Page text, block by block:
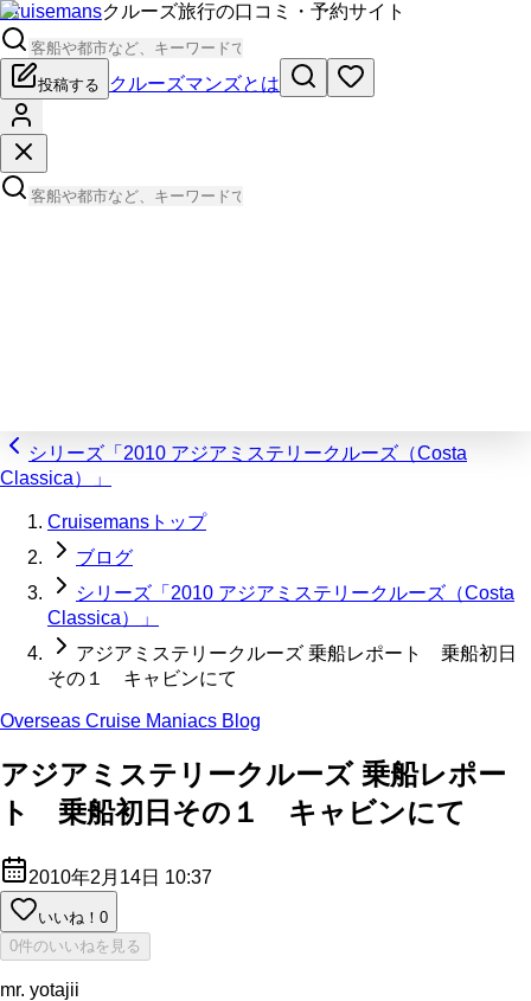
Cruisemansクルーズ旅行の口コミ・予約サイト
投稿する クルーズマンズとは
シリーズ「2010 アジアミステリークルーズ（Costa
Classica）」
Cruisemansトップ
ブログ
シリーズ「2010 アジアミステリークルーズ（Costa
Classica）」
アジアミステリークルーズ 乗船レポート 乗船初日
その１ キャビンにて
Overseas Cruise Maniacs Blog
アジアミステリークルーズ 乗船レポー
ト 乗船初日その１ キャビンにて
2010年2月14日 10:37
いいね！ 0
0件のいいねを見る
mr. yotajii